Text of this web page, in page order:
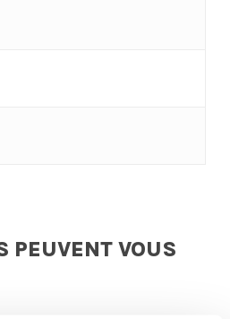
PEUVENT VOUS